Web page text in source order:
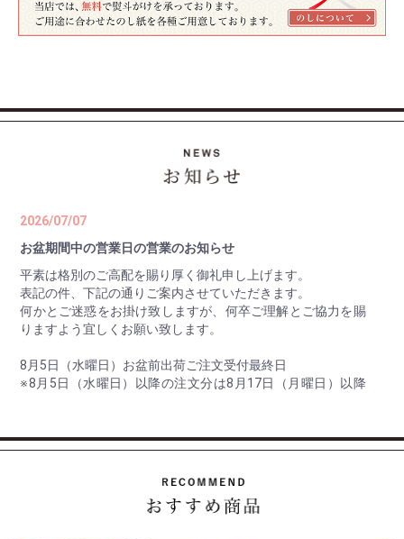
2026/07/07
お盆期間中の営業日の営業のお知らせ
平素は格別のご高配を賜り厚く御礼申し上げます。
表記の件、下記の通りご案内させていただきます。
何かとご迷惑をお掛け致しますが、何卒ご理解とご協力を賜
りますよう宜しくお願い致します。
8月5日（水曜日）お盆前出荷ご注文受付最終日
※8月5日（水曜日）以降の注文分は8月17日（月曜日）以降
8月10日（月曜日） 最終出荷日
8月11日（火曜日）～ 8月16日（日曜日） 休 業 日
休業日後は、大変混雑が予想されますのであらかじめのご注